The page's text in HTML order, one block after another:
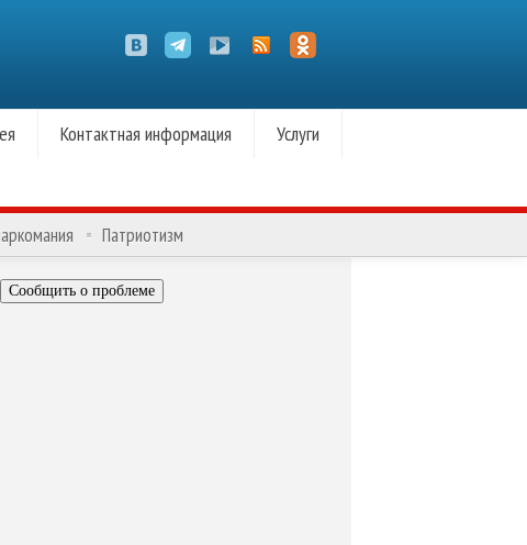
Контактная информация
Услуги
Патриотизм
Сообщить о проблеме